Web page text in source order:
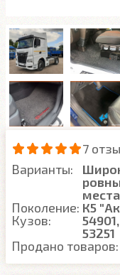
7
Варианты:
Поколение: К5
Кузов:
53251
Продано товаров: